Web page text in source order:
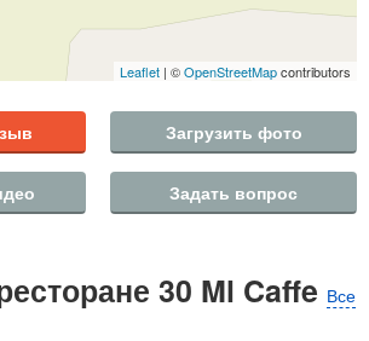
Leaflet | ©OpenStreetMapcontributors
Загрузить фото
Задать вопрос
30 Ml Caffe Все